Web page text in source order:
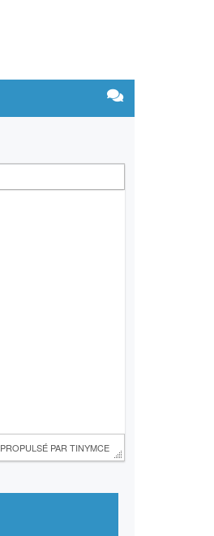
PROPULSÉ PAR TINYMCE